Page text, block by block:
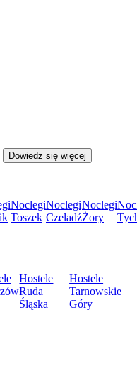
Dowiedz się więcej
Noclegi
Toszek
Noclegi
Czeladź
Noclegi
Żory
Hostele
Ruda
Śląska
Hostele
Tarnowskie
Góry